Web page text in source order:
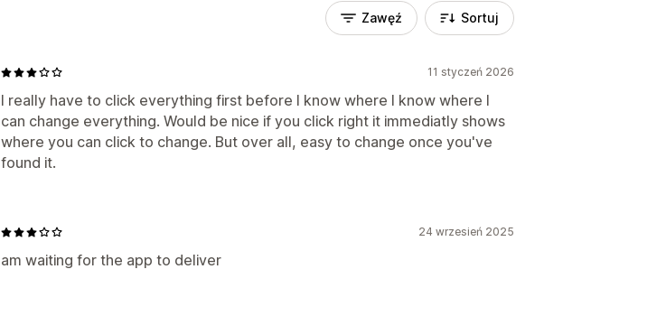
Zawęź Sortuj
11 styczeń 2026
I really have to click everything first before I know where I know where I
can change everything. Would be nice if you click right it immediatly shows
where you can click to change. But over all, easy to change once you've
found it.
24 wrzesień 2025
am waiting for the app to deliver